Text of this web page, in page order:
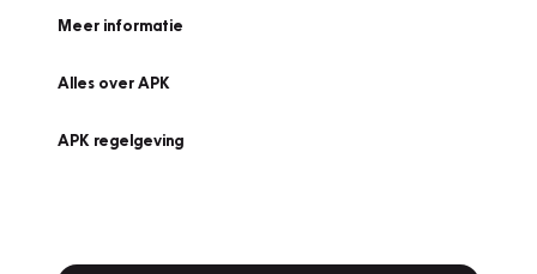
Meer informatie
Alles over APK
APK regelgeving